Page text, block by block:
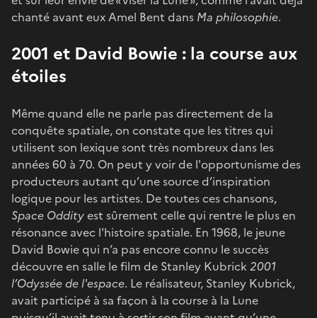
chanté avant eux Amel Bent dans Ma philosophie.
2001 et David Bowie : la course aux
étoiles
Même quand elle ne parle pas directement de la
conquête spatiale, on constate que les titres qui
utilisent son lexique sont très nombreux dans les
années 60 à 70. On peut y voir de l'opportunisme des
producteurs autant qu’une source d’inspiration
logique pour les artistes. De toutes ces chansons,
Space Oddityest sûrement celle qui rentre le plus en
résonance avec l'histoire spatiale. En 1968, le jeune
David Bowie qui n’a pas encore connu le succès
découvre en salle le film de Stanley Kubrick 2001
l’Odyssée de l'espace. Le réalisateur, Stanley Kubrick,
avait participé à sa façon à la course à la Lune